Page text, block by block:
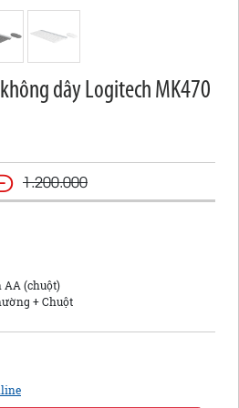
dây Logitech MK470
1.200.000
AA (chuột)
+ Chuột